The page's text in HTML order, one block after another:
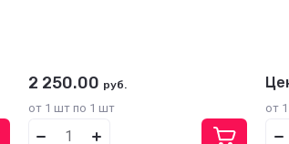
2 250.00 руб.
от 1 шт по 1 шт от